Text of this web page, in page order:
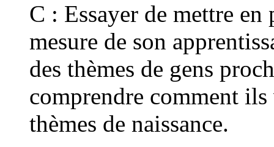
C : Essayer de mettre
mesure de son
des thèmes de gens
comprendre comment
thèmes de naissance.